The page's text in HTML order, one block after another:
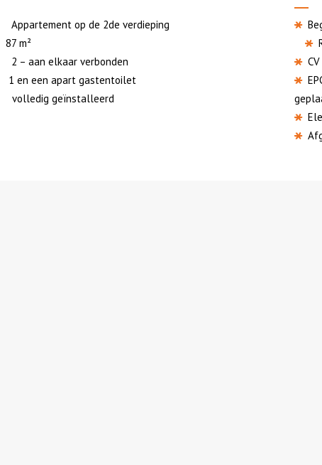
op de 2de verdieping
m²
– aan elkaar verbonden
en een apart gastentoilet
geïnstalleerd